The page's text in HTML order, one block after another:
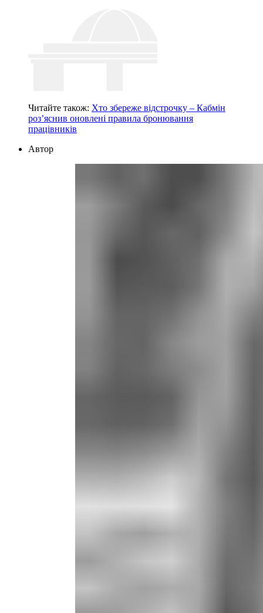
Читайте також: Хто збереже відстрочку – Кабмін
роз’яснив оновлені правила бронювання
працівників
Автор